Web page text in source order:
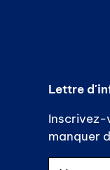
Lettre
Inscrivez-
manquer